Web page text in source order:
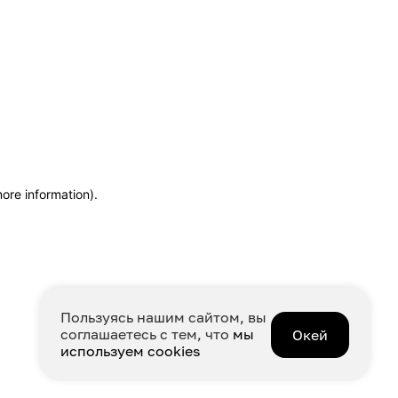
Пользуясь нашим сайтом, вы
соглашаетесь с тем, что мы
используем cookies
Окей
information).